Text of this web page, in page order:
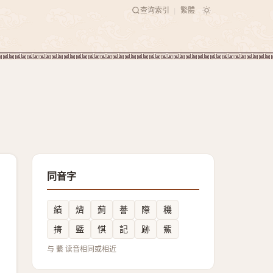
查询索引 繁體
同音字
績 㸄 薊 諅 際
穖
㨳
䀈 㥍 記 跡 鮆
与 蘻 读音相同或相近